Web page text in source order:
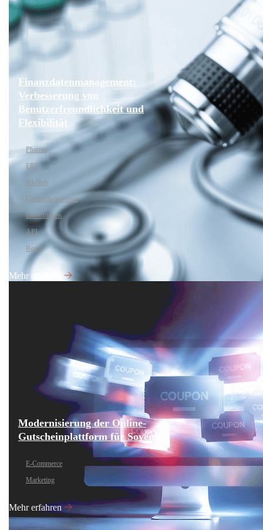
Finanzdatenmanagement:
Verbesserung von
Benutzerfreundlichkeit und
Flexibilität
Pharma
ERP
KI-Hub
Gesundheitswesen
Investitionen
API
React
Mehr erfahren
Modernisierung der Online-
Gutscheinplattform für Sovendus
E-Commerce
Marketing
Mehr erfahren